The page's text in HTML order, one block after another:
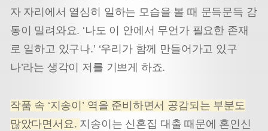
자 자리에서 열심히 일하는 모습을 볼 때 문득문득 감
동이 밀려와요. ‘나도 이 안에서 무언가 필요한 존재
로 일하고 있구나.’ ‘우리가 함께 만들어가고 있구
나’라는 생각이 저를 기쁘게 하죠.
작품 속 ‘지송이’ 역을 준비하면서 공감되는 부분도
많았다면서요. 지송이는 신혼집 대출 때문에 혼인신